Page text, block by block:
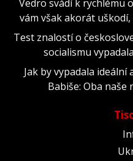
Vedro svádí k rychlému
vám však akorát
Test znalostí o
socialismu
Jak by vypadala ideální
Babiše: Oba naše